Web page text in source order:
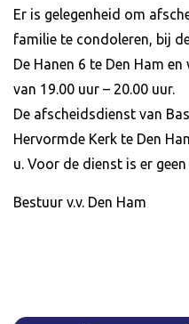
Er is gelegenheid om
familie te condoleren, bij
De Hanen 6 te Den Ham
van 19.00 uur – 20.00 uur.
De afscheidsdienst van
Hervormde Kerk te Den
u. Voor de dienst is er
Bestuur v.v. Den Ham